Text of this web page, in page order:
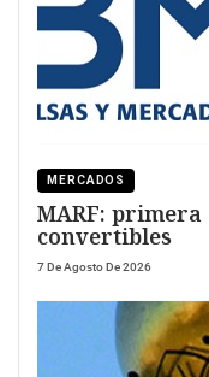
MERCADOS
MARF: primera
convertibles
7 De Agosto De 2026